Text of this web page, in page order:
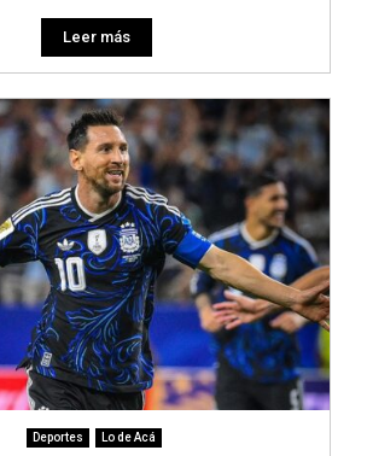
Leer más
Deportes Lo de Acá